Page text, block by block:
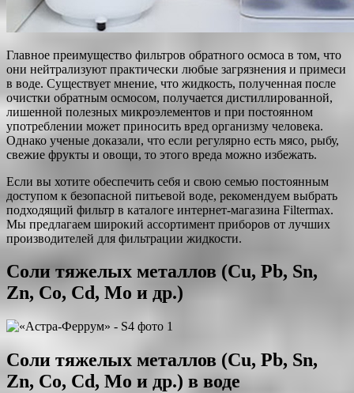
Главное преимущество фильтров обратного осмоса в том, что
они нейтрализуют практически любые загрязнения и примеси
в воде. Существует мнение, что жидкость, полученная после
очистки обратным осмосом, получается дистиллированной,
лишенной полезных микроэлементов и при постоянном
употреблении может приносить вред организму человека.
Однако ученые доказали, что если регулярно есть мясо, рыбу,
свежие фрукты и овощи, то этого вреда можно избежать.
Если вы хотите обеспечить себя и свою семью постоянным
доступом к безопасной питьевой воде, рекомендуем выбрать
подходящий фильтр в каталоге интернет-магазина Filtermax.
Мы предлагаем широкий ассортимент приборов от лучших
производителей для фильтрации жидкости.
Соли тяжелых металлов (Cu, Pb, Sn,
Zn, Co, Cd, Mo и др.)
Соли тяжелых металлов (Cu, Pb, Sn,
Zn, Co, Cd, Mo и др.) в воде